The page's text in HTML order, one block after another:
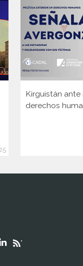
Kirguistán ante
derechos
"